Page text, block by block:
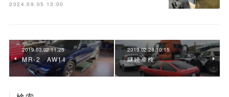
2024.09.05 13:00
2019.03.02 11:25
MR-2 AW11
2019.02.28 10:15
継続車検